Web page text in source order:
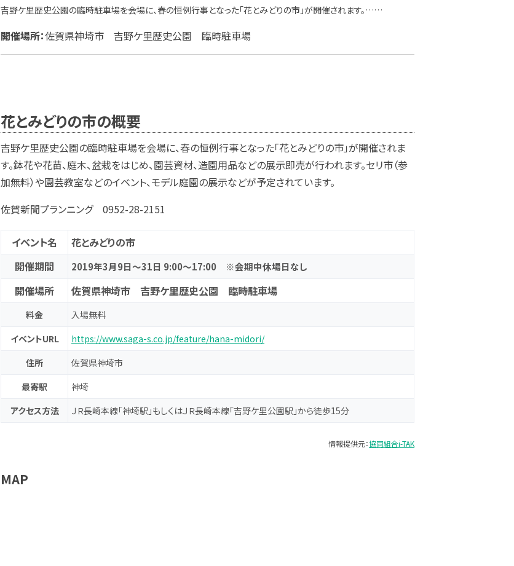
吉野ケ里歴史公園の臨時駐車場を会場に、春の恒例行事となった「花とみどりの市」が開催されます。……
開催場所：佐賀県神埼市 吉野ケ里歴史公園 臨時駐車場
花とみどりの市の概要
吉野ケ里歴史公園の臨時駐車場を会場に、春の恒例行事となった「花とみどりの市」が開催されま
す。鉢花や花苗、庭木、盆栽をはじめ、園芸資材、造園用品などの展示即売が行われます。セリ市（参
加無料）や園芸教室などのイベント、モデル庭園の展示などが予定されています。
佐賀新聞プランニング 0952-28-2151
イベント名
花とみどりの市
開催期間
2019年3月9日～31日 9:00～17:00 ※会期中休場日なし
開催場所 佐賀県神埼市 吉野ケ里歴史公園 臨時駐車場
料金
入場無料
イベントURL
https://www.saga-s.co.jp/feature/hana-midori/
住所
佐賀県神埼市
最寄駅
神埼
アクセス方法
ＪＲ長崎本線「神埼駅」もしくはＪＲ長崎本線「吉野ケ里公園駅」から徒歩15分
情報提供元：協同組合i-TAK
MAP